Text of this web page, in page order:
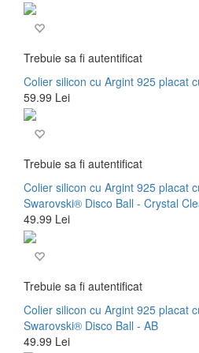
Trebuie sa fi autentificat
Colier silicon cu Argint 925 placat
59.99 Lei
Trebuie sa fi autentificat
Colier silicon cu Argint 925 placat
Swarovski® Disco Ball - Crystal
49.99 Lei
Trebuie sa fi autentificat
Colier silicon cu Argint 925 placat
Swarovski® Disco Ball - AB
49.99 Lei